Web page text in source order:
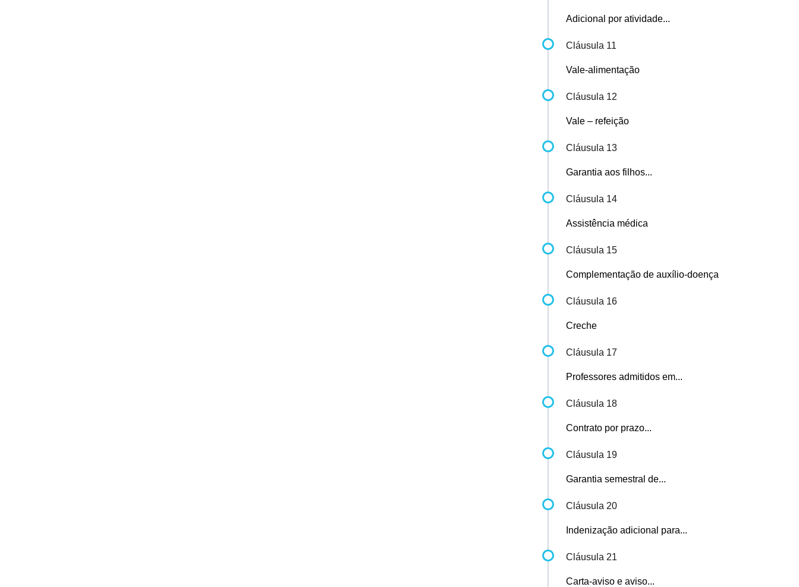
Adicional por atividade...
Cláusula 11
Vale-alimentação
Cláusula 12
Vale – refeição
Cláusula 13
Garantia aos filhos...
Cláusula 14
Assistência médica
Cláusula 15
Complementação de auxílio-doença
Cláusula 16
Creche
Cláusula 17
Professores admitidos em...
Cláusula 18
Contrato por prazo...
Cláusula 19
Garantia semestral de...
Cláusula 20
Indenização adicional para...
Cláusula 21
Carta-aviso e aviso...